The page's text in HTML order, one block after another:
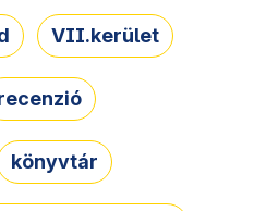
VII.kerület
könyvtár